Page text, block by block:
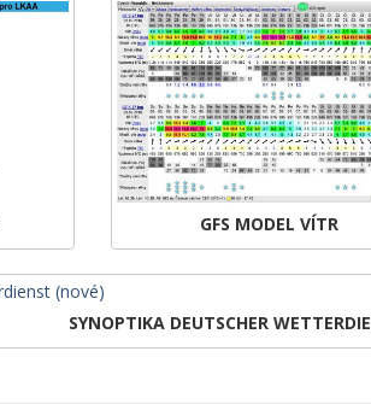
GFS MODEL VÍTR
SYNOPTIKA DEUTSCHER